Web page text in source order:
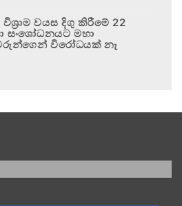
වයස දිගු කිරීමේ 22
සංශෝධනයට මහා
විරෝධයක් නෑ